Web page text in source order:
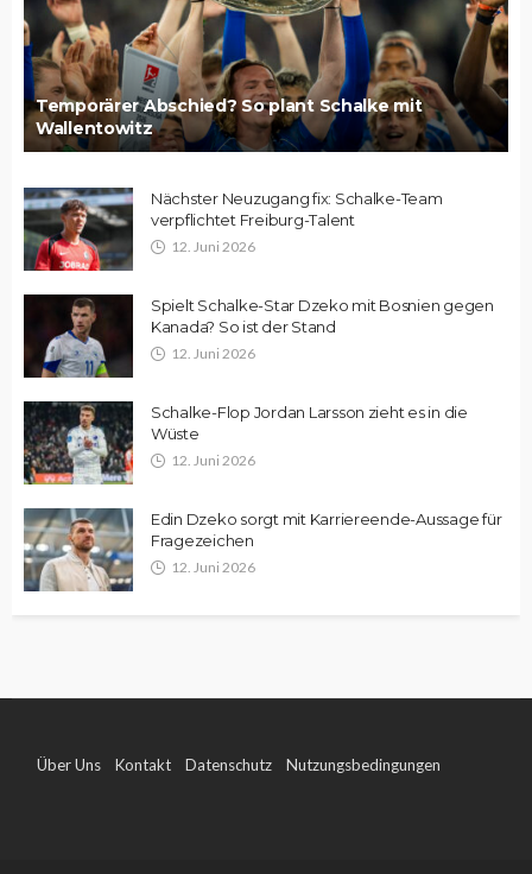
Temporärer Abschied? So plant Schalke mit
Wallentowitz
Nächster Neuzugang fix: Schalke-Team
verpflichtet Freiburg-Talent
12. Juni 2026
Spielt Schalke-Star Dzeko mit Bosnien gegen
Kanada? So ist der Stand
12. Juni 2026
Schalke-Flop Jordan Larsson zieht es in die
Wüste
12. Juni 2026
Edin Dzeko sorgt mit Karriereende-Aussage für
Fragezeichen
12. Juni 2026
Über Uns Kontakt Datenschutz Nutzungsbedingungen